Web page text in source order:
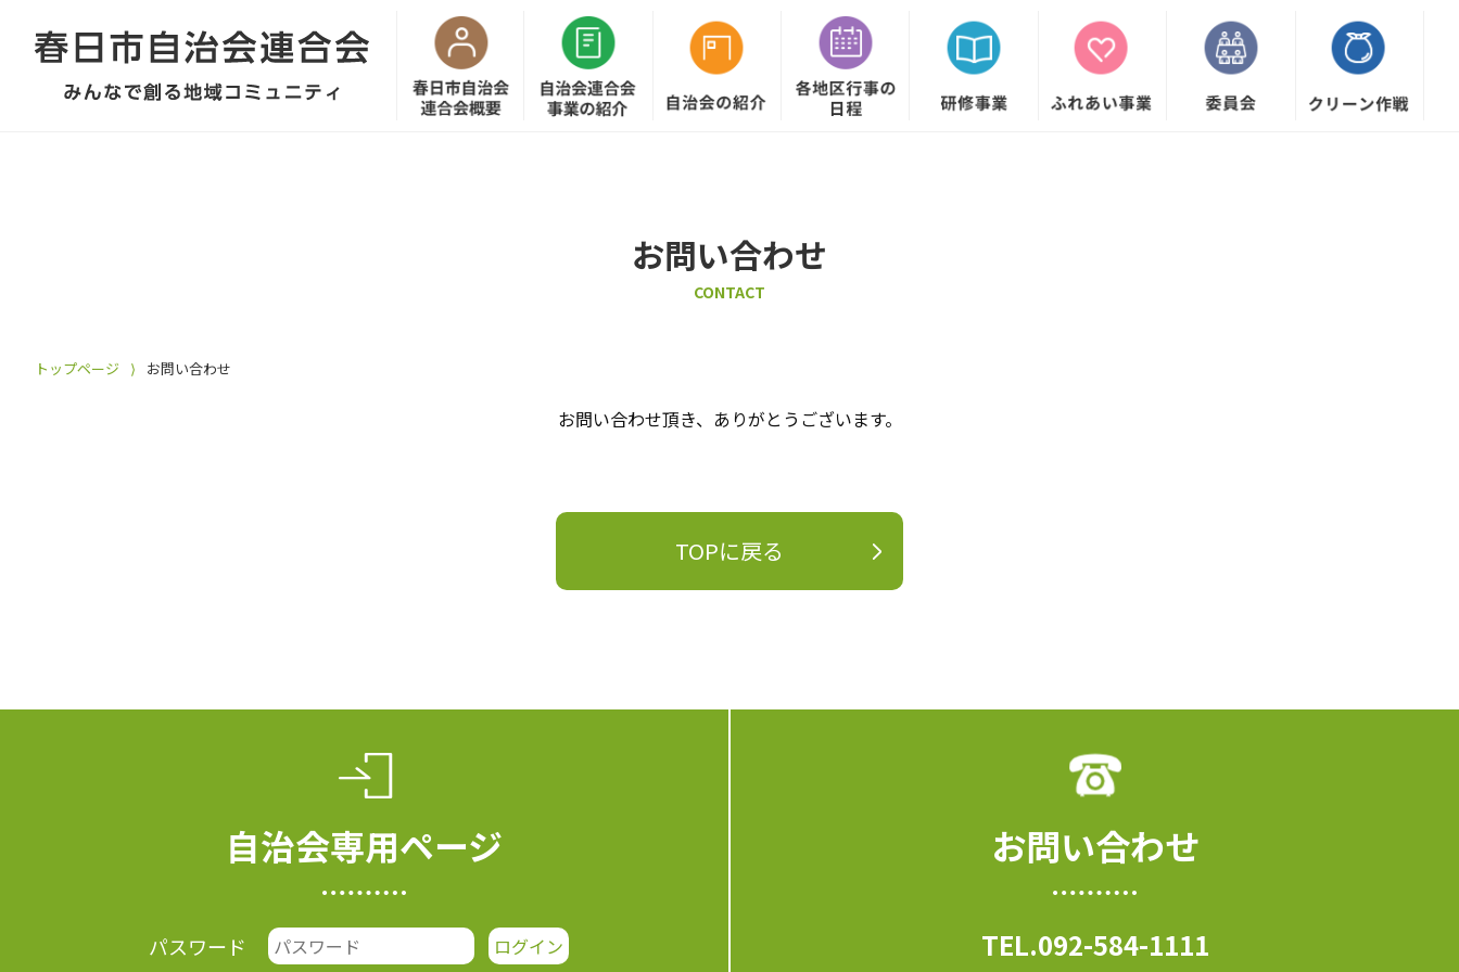
お問い合わせ
CONTACT
トップページ ⟩ お問い合わせ
お問い合わせ頂き、ありがとうございます。
TOPに戻る
自治会専用ページ
パスワード
お問い合わせ
TEL.092-584-1111